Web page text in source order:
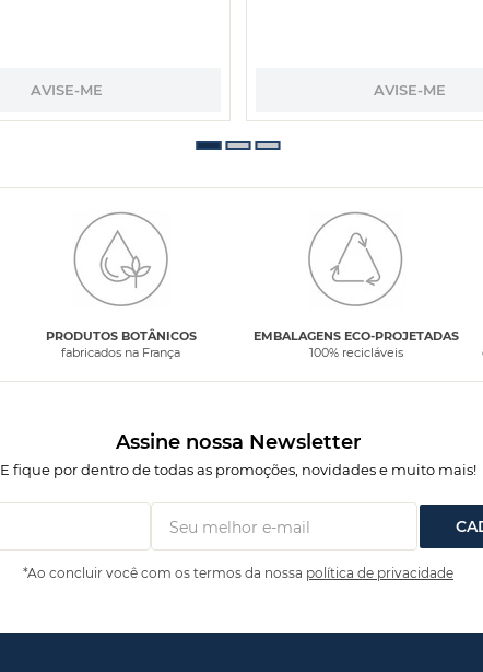
AVISE-ME AVISE-ME
PRODUTOS BOTÂNICOS
fabricados na França
EMBALAGENS ECO-PROJETADAS
100% recicláveis
Assine nossa Newsletter
E fique por dentro de todas as promoções, novidades e muito mais!
*Ao concluir você com os termos da nossa política de privacidade